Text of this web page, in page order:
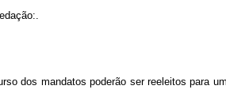
dos mandatos poderão ser reeleitos para